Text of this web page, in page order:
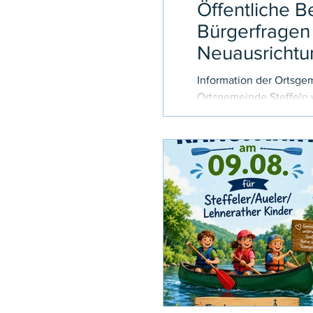
Öffentliche
Information der
Ortsgemeinde Steffeln
Windenergie sowie
Bürger erhebliche
Die Fragen wurden
Grasediek hat einer
seines Namens